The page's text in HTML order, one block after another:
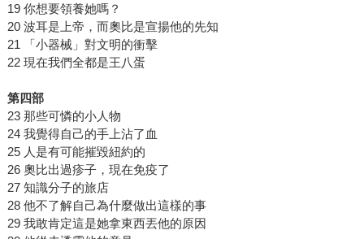
19 你想要領養她嗎？
20 波耳是上帝，而奧比是宣揚他的先知
21 「小器械」對文明的衝擊
22 現在我們全都是王八蛋
第四部
23 那些可憐的小人物
24 我覺得自己的手上沾了血
25 人是有可能摧毀紐約的
26 奧比出過疹子，現在免疫了
27 知識分子的旅店
28 他不了解自己為什麼做出這樣的事
29 我敢肯定這是她拿東西丟他的原因